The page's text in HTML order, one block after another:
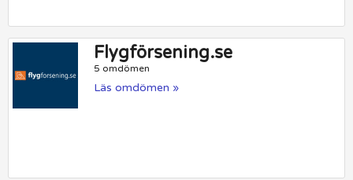
Flygförsening.se
5 omdömen
Läs omdömen »